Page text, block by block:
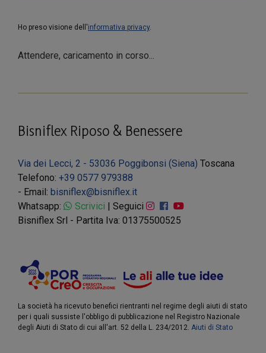
Ho preso visione dell'informativa privacy.
Attendere, caricamento in corso...
Bisniflex Riposo & Benessere
Via dei Lecci, 2 - 53036 Poggibonsi (Siena) Toscana
Telefono: +39 0577 979388
- Email: bisniflex@bisniflex.it
Whatsapp:
Scrivici | Seguici
Bisniflex Srl - Partita Iva: 01375500525
La società ha ricevuto benefici rientranti nel regime degli aiuti di stato
per i quali sussiste l'obbligo di pubblicazione nel Registro Nazionale
degli Aiuti di Stato di cui all'art. 52 della L. 234/2012. Aiuti di Stato